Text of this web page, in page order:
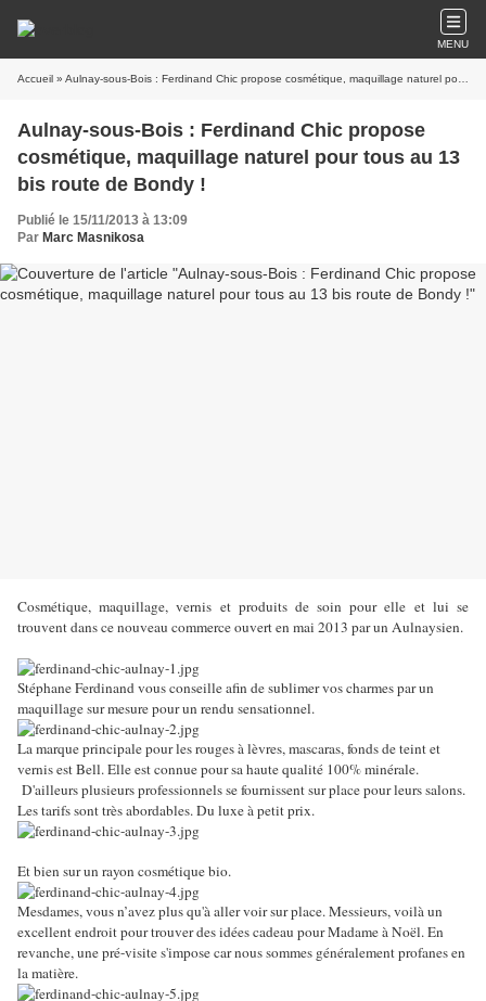
MENU
Accueil » Aulnay-sous-Bois : Ferdinand Chic propose cosmétique, maquillage naturel pour tous au 13 bis route de Bondy !
Aulnay-sous-Bois : Ferdinand Chic propose
cosmétique, maquillage naturel pour tous au 13
bis route de Bondy !
Publié le 15/11/2013 à 13:09
Par Marc Masnikosa
Cosmétique, maquillage, vernis et produits de soin pour elle et lui se
trouvent dans ce nouveau commerce ouvert en mai 2013 par un Aulnaysien.
Stéphane Ferdinand vous conseille afin de sublimer vos charmes par un
maquillage sur mesure pour un rendu sensationnel.
La marque principale pour les rouges à lèvres, mascaras, fonds de teint et
vernis est Bell. Elle est connue pour sa haute qualité 100% minérale.
D'ailleurs plusieurs professionnels se fournissent sur place pour leurs salons.
Les tarifs sont très abordables. Du luxe à petit prix.
Et bien sur un rayon cosmétique bio.
Mesdames, vous n’avez plus qu'à aller voir sur place. Messieurs, voilà un
excellent endroit pour trouver des idées cadeau pour Madame à Noël. En
revanche, une pré-visite s'impose car nous sommes généralement profanes en
la matière.